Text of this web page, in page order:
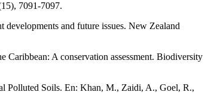
7091-7097.
and future issues. New Zealand
A conservation assessment. Biodiversity
Polluted Soils. En: Khan, M., Zaidi, A., Goel, R.,